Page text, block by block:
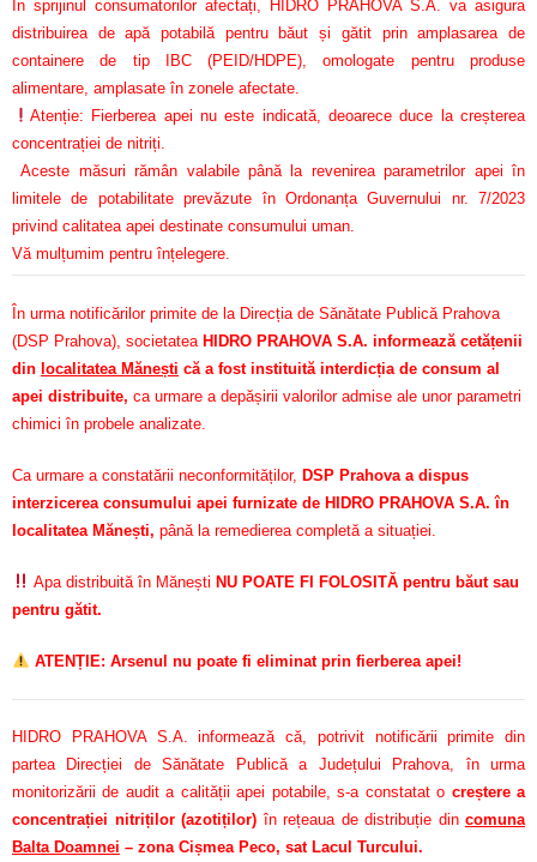
În sprijinul consumatorilor afectați, HIDRO PRAHOVA S.A. va asigura
distribuirea de apă potabilă pentru băut și gătit prin amplasarea de
containere de tip IBC (PEID/HDPE), omologate pentru produse
alimentare, amplasate în zonele afectate.
Atenție: Fierberea apei nu este indicată, deoarece duce la creșterea
concentrației de nitriți.
Aceste măsuri rămân valabile până la revenirea parametrilor apei în
limitele de potabilitate prevăzute în Ordonanța Guvernului nr. 7/2023
privind calitatea apei destinate consumului uman.
Vă mulțumim pentru înțelegere.
În urma notificărilor primite de la Direcția de Sănătate Publică Prahova
(DSP Prahova), societatea HIDRO PRAHOVA S.A. informează cetățenii
din localitatea Mănești că a fost instituită interdicția de consum al
apei distribuite, ca urmare a depășirii valorilor admise ale unor parametri
chimici în probele analizate.
Ca urmare a constatării neconformităților, DSP Prahova a dispus
interzicerea consumului apei furnizate de HIDRO PRAHOVA S.A. în
localitatea Mănești, până la remedierea completă a situației.
Apa distribuită în Mănești NU POATE FI FOLOSITĂ pentru băut sau
pentru gătit.
ATENȚIE: Arsenul nu poate fi eliminat prin fierberea apei!
HIDRO PRAHOVA S.A. informează că, potrivit notificării primite din
partea Direcției de Sănătate Publică a Județului Prahova, în urma
monitorizării de audit a calității apei potabile, s-a constatat o creștere a
concentrației nitriților (azotiților) în rețeaua de distribuție din comuna
Balta Doamnei – zona Cișmea Peco, sat Lacul Turcului.